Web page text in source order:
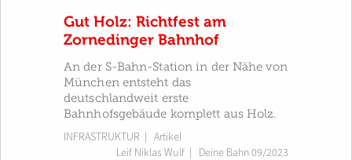
Gut Holz: Richtfest am
Zornedinger Bahnhof
An der S-Bahn-Station in der Nähe von
München entsteht das
deutschlandweit erste
Bahnhofsgebäude komplett aus Holz.
INFRASTRUKTUR | Artikel
Leif Niklas Wulf
Deine Bahn 09/2023